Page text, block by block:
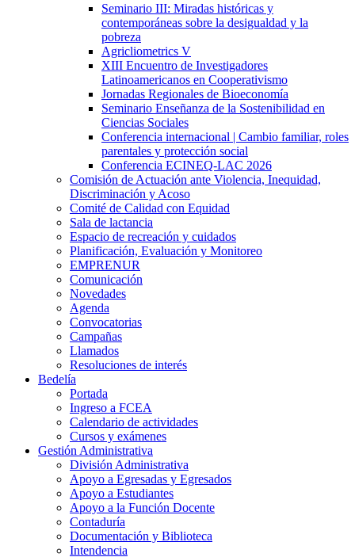
Seminario III: Miradas históricas y
contemporáneas sobre la desigualdad y la
pobreza
Agricliometrics V
XIII Encuentro de Investigadores
Latinoamericanos en Cooperativismo
Jornadas Regionales de Bioeconomía
Seminario Enseñanza de la Sostenibilidad en
Ciencias Sociales
Conferencia internacional | Cambio familiar, roles
parentales y protección social
Conferencia ECINEQ-LAC 2026
Comisión de Actuación ante Violencia, Inequidad,
Discriminación y Acoso
Comité de Calidad con Equidad
Sala de lactancia
Espacio de recreación y cuidados
Planificación, Evaluación y Monitoreo
EMPRENUR
Comunicación
Novedades
Agenda
Convocatorias
Campañas
Llamados
Resoluciones de interés
Bedelía
Portada
Ingreso a FCEA
Calendario de actividades
Cursos y exámenes
Gestión Administrativa
División Administrativa
Apoyo a Egresadas y Egresados
Apoyo a Estudiantes
Apoyo a la Función Docente
Contaduría
Documentación y Biblioteca
Intendencia